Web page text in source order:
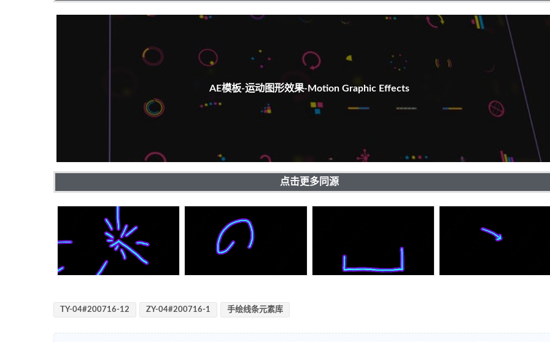
AE模板-运动图形效果-Motion Graphic Effects
点击更多同源
TY-04#200716-12 ZY-04#200716-1 手绘线条元素库